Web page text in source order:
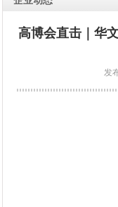
高博会直击｜华
发